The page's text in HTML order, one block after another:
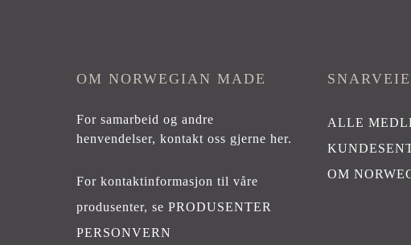
OM NORWEGIAN MADE
For samarbeid og andre
henvendelser,kontakt oss gjerne her.
For kontaktinformasjon til våre
produsenter, sePRODUSENTER
PERSONVERN
ALLE
OM